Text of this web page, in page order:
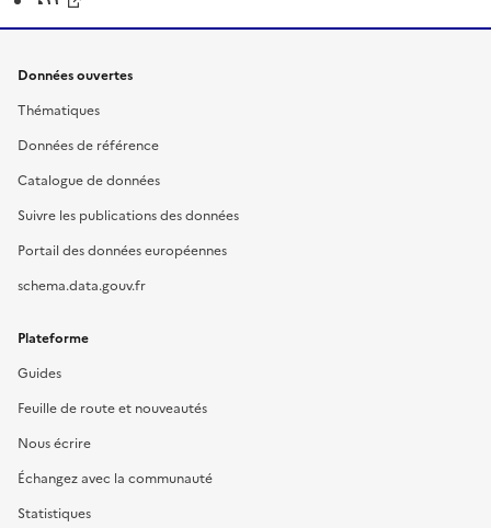
Données ouvertes
Thématiques
Données de référence
Catalogue de données
Suivre les publications des données
Portail des données européennes
schema.data.gouv.fr
Plateforme
Guides
Feuille de route et nouveautés
Nous écrire
Échangez avec la communauté
Statistiques